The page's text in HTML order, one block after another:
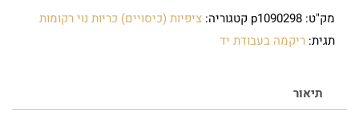
מק"ט: p1090298 קטגוריה: ציפיות (כיסויים) כריות נוי רקומות
תגית: ריקמה בעבודת יד
תיאור